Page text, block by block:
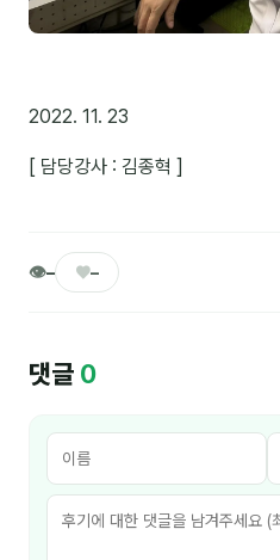
윤석현
이상미
이미루
이인우
임아라
조안나
조은아
2022. 11. 23
[ 담당강사 : 김종혁 ]
👁– ♥–
댓글 0